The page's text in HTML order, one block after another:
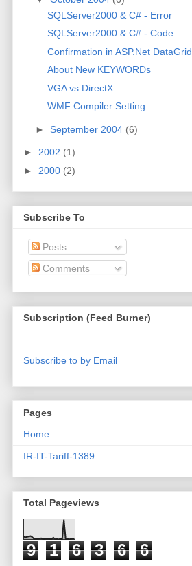
SQLServer2000 & C# - Error
SQLServer2000 & C# - Code
Confirmation in ASP.Net DataGrid
About New KEYWORDs
VGA vs DirectX
WMF Compiler Setting
► September 2004 (6)
► 2002 (1)
► 2000 (2)
Subscribe To
Posts
Comments
Subscription (Feed Burner)
Subscribe to by Email
Pages
Home
IR-IT-Tariff-1389
Total Pageviews
9 1 6 3 6 6